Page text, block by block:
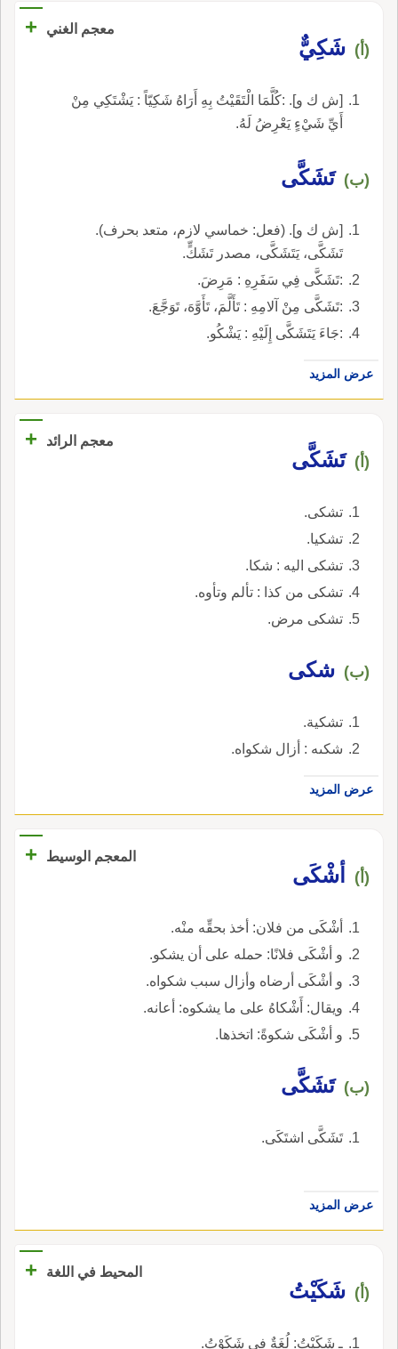
معجم الغني +
(أ) شَكِيٌّ
[ش ك و]. :كُلَّمَا الْتَقَيْتُ بِهِ أَرَاهُ شَكِيّاً : يَشْتَكِي مِنْ
أَيِّ شَيْءٍ يَعْرِضُ لَهُ.
(ب) تَشَكَّى
[ش ك و]. (فعل: خماسي لازم، متعد بحرف).
تَشَكَّى، يَتَشَكَّى، مصدر تَشَكٍّ.
:تَشَكَّى فِي سَفَرِهِ : مَرِضَ.
:تَشَكَّى مِنْ آلامِهِ : تَأَلَّمَ، تَأَوَّهَ، تَوَجَّعَ.
:جَاءَ يَتَشَكَّى إِلَيْهِ : يَشْكُو.
عرض المزيد
معجم الرائد +
(أ) تَشَكَّى
تشكى.
تشكيا.
تشكى اليه : شكا.
تشكى من كذا : تألم وتأوه.
تشكى مرض.
(ب) شكى
تشكية.
شكىه : أزال شكواه.
عرض المزيد
المعجم الوسيط +
(أ) أشْكَى
أشْكَى من فلان: أخذ بحقِّه منْه.
و أشْكَى فلانًا: حمله على أن يشكو.
و أشْكَى أرضاه وأزال سبب شكواه.
ويقال: أَشْكاهُ على ما يشكوه: أعانه.
و أشْكَى شكوةً: اتخذها.
(ب) تَشَكَّى
تَشَكَّى اشتَكَى.
عرض المزيد
المحيط في اللغة +
(أ) شَكَيْتُ
ـ شَكَيْتُ: لُغَةٌ في شَكَوْتُ.